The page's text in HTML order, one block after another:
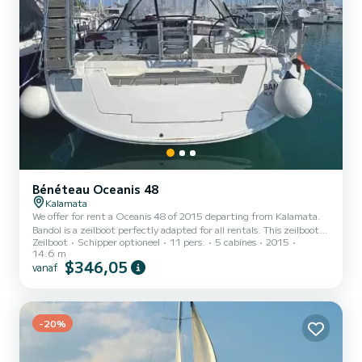
Bénéteau Oceanis 48
Kalamata
We offer for rent a Oceanis 48 of 2015 departing from Kalamata.
Bandol is a zeilboot perfectly adapted for all rentals. This zeilboot is
very pleasant to handle for a week cruise or more. You are
guaranteed to spend an exceptional day or week on this 15 meter
boat. The capacity of this boat is passengers. Het heeft de volgende
Boegschroef, Buitenluidsprekers. Wij nodigen u uit...
Zeilboot Schipper optioneel 11 pers. 5 cabines
2015
14.6 m
vanaf $346,05
-20%